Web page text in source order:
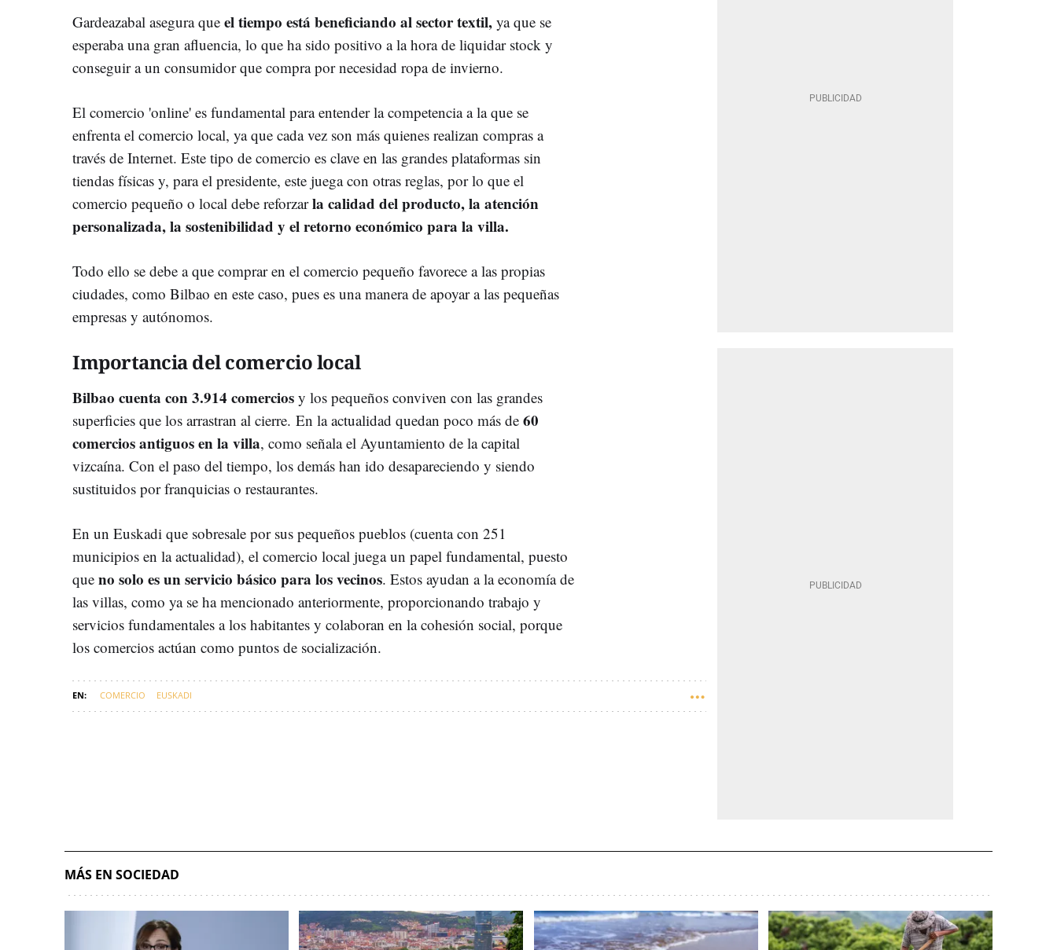
Gardeazabal asegura que el tiempo está beneficiando al sector textil, ya que se
esperaba una gran afluencia, lo que ha sido positivo a la hora de liquidar stock y
conseguir a un consumidor que compra por necesidad ropa de invierno.
El comercio 'online' es fundamental para entender la competencia a la que se
enfrenta el comercio local, ya que cada vez son más quienes realizan compras a
través de Internet. Este tipo de comercio es clave en las grandes plataformas sin
tiendas físicas y, para el presidente, este juega con otras reglas, por lo que el
comercio pequeño o local debe reforzarla calidad del producto, la atención
personalizada, la sostenibilidad y el retorno económico para la villa.
Todo ello se debe a que comprar en el comercio pequeño favorece a las propias
ciudades, como Bilbao en este caso, pues es una manera de apoyar a las pequeñas
empresas y autónomos.
Importancia del comercio local
Bilbao cuenta con 3.914 comercios y los pequeños conviven con las grandes
superficies que los arrastran al cierre. En la actualidad quedan poco más de 60
comercios antiguos en la villa, como señala el Ayuntamiento de la capital
vizcaína. Con el paso del tiempo, los demás han ido desapareciendo y siendo
sustituidos por franquicias o restaurantes.
En un Euskadi que sobresale por sus pequeños pueblos (cuenta con 251
municipios en la actualidad), el comercio local juega un papel fundamental, puesto
que no solo es un servicio básico para los vecinos. Estos ayudan a la economía de
las villas, como ya se ha mencionado anteriormente, proporcionando trabajo y
servicios fundamentales a los habitantes y colaboran en la cohesión social, porque
los comercios actúan como puntos de socialización.
COMERCIO EUSKADI
MÁS EN SOCIEDAD